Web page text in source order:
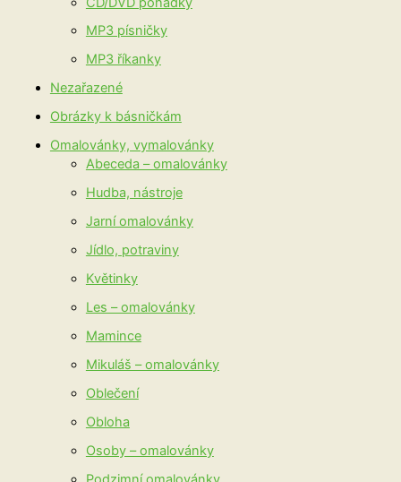
MP3 písničky
MP3 říkanky
Nezařazené
Obrázky k básničkám
Omalovánky, vymalovánky
Abeceda – omalovánky
Hudba, nástroje
Jarní omalovánky
Jídlo, potraviny
Květinky
Les – omalovánky
Mamince
Mikuláš – omalovánky
Oblečení
Obloha
Osoby – omalovánky